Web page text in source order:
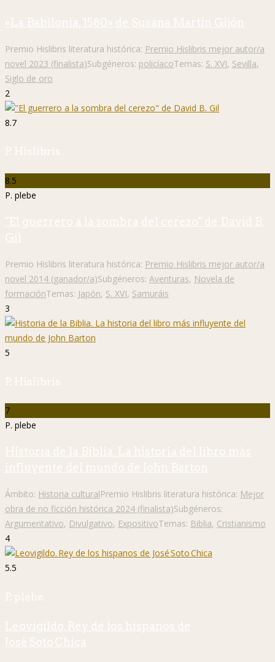
«La Babilonia, 1580» de Susana Martín Gijón
Premio Hislibris literatura histórica: Premio Hislibris mejor autor/a
novel 2023 (finalista)Subgéneros: policíacoTemas: S. XVI, Sevilla,
Siglo de oro
2
8.7
P. Hislibris
8.5
P. plebe
"El guerrero a la sombra del cerezo" de David B.
Gil
Premio Hislibris literatura histórica: Premio Hislibris mejor autor/a
novel 2014 (ganador/a)Subgéneros: Aventuras, Novela de
formaciónTemas: Japón, S. XVI, Samuráis
3
5
P. Hislibris
7
P. plebe
Historia de la Biblia. La historia del libro más
influyente del mundo de John Barton
Ámbito: Historia culturalPremio Hislibris literatura histórica: Mejor
obra de no ficción histórica 2024 (finalista)Subgéneros:
Argumentativo, Divulgativo, ExpositivoTemas: Biblia, Cristianismo
4
5.5
P. plebe
Leovigildo. Rey de los hispanos de
José Soto Chica